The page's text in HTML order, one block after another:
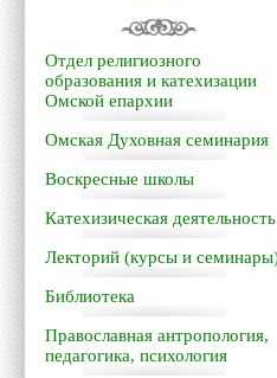
Отдел религиозного
образования и катехизации
Омской епархии
Омская Духовная семинария
Воскресные школы
Катехизическая деятельность
Лекторий (курсы и
Библиотека
Православная антропология,
педагогика, психология